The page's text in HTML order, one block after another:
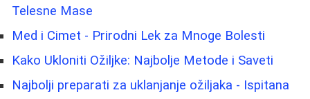
Telesne Mase
Med i Cimet - Prirodni Lek za Mnoge Bolesti
Kako Ukloniti Ožiljke: Najbolje Metode i Saveti
Najbolji preparati za uklanjanje ožiljaka - Ispitana